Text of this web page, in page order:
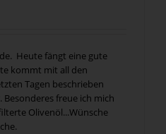
Heute fängt eine gute
kommt mit all den
Tagen beschrieben
freue ich mich
Olivenöl...Wünsche